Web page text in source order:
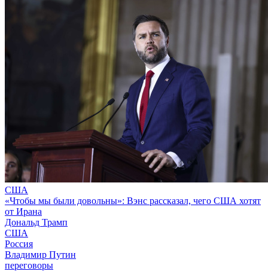
США
«Чтобы мы были довольны»: Вэнс рассказал, чего США хотят
от Ирана
Дональд Трамп
США
Россия
Владимир Путин
переговоры